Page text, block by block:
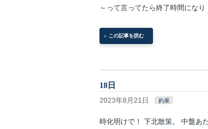
～って言ってたら終了時間にな
この記事を読む
18日
2023年8月21日 釣果
時化明けで！ 下北散策。 中盤あ